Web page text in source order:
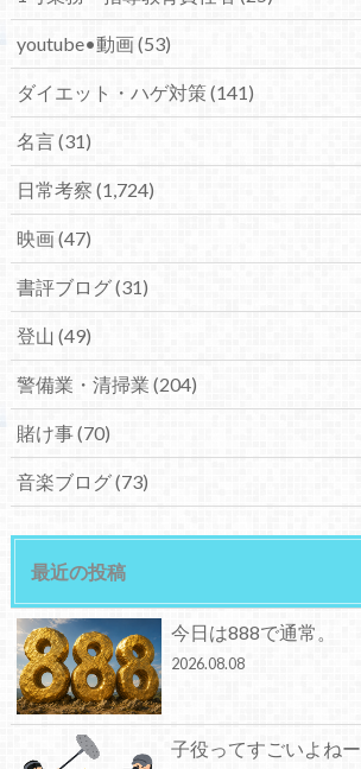
youtube•動画(53)
ダイエット・ハゲ対策(141)
名言(31)
日常考察 (1,724)
映画(47)
書評ブログ(31)
登山 (49)
警備業・清掃業 (204)
賭け事(70)
音楽ブログ(73)
最近の投稿
今日は888で通常。
2026.08.08
子役ってすごいよねー